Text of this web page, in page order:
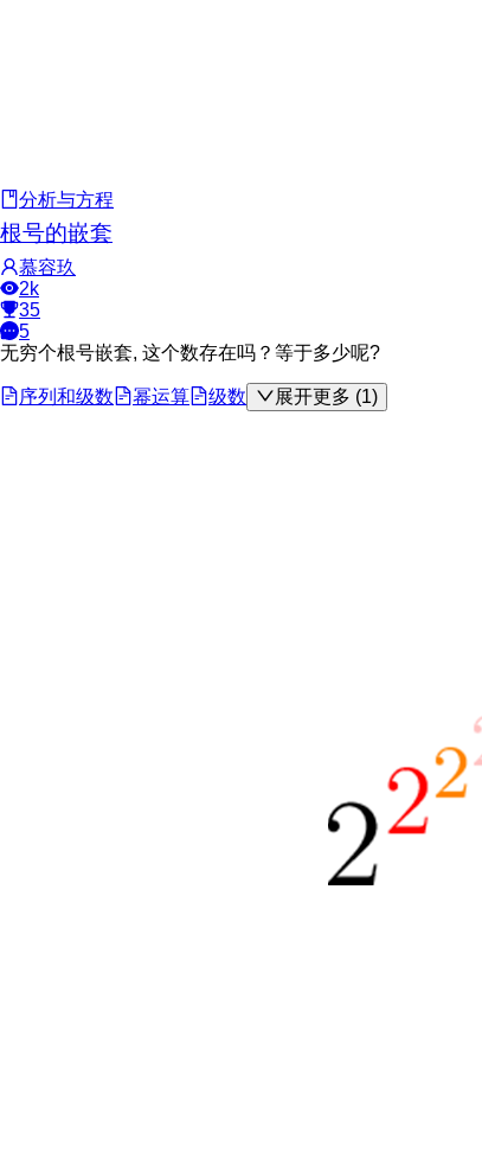
分析与方程
根号的嵌套
慕容玖
2k
35
5
无穷个根号嵌套, 这个数存在吗？等于多少呢?
序列和级数 幂运算 级数 展开更多 (1)